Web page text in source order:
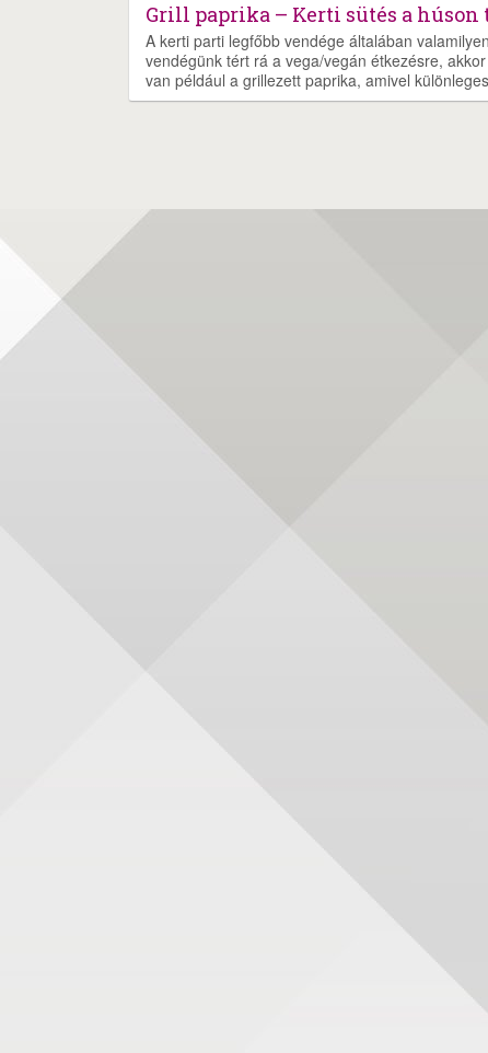
Grill paprika – Kerti sütés a húson
A kerti parti legfőbb vendége általában
vendégünk tért rá a vega/vegán étkezésre,
van például a grillezett paprika, amivel